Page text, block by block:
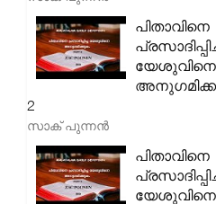
പിതാവിനെ
യേശുവിനെ
2
സാക് പുന്നൻ
പിതാവിനെ
യേശുവിനെ